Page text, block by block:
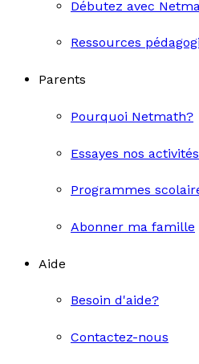
Débutez avec
Ressources
Parents
Pourquoi Netmath?
Essayes nos activités
Programmes
Abonner ma famille
Aide
Besoin d'aide?
Contactez-nous